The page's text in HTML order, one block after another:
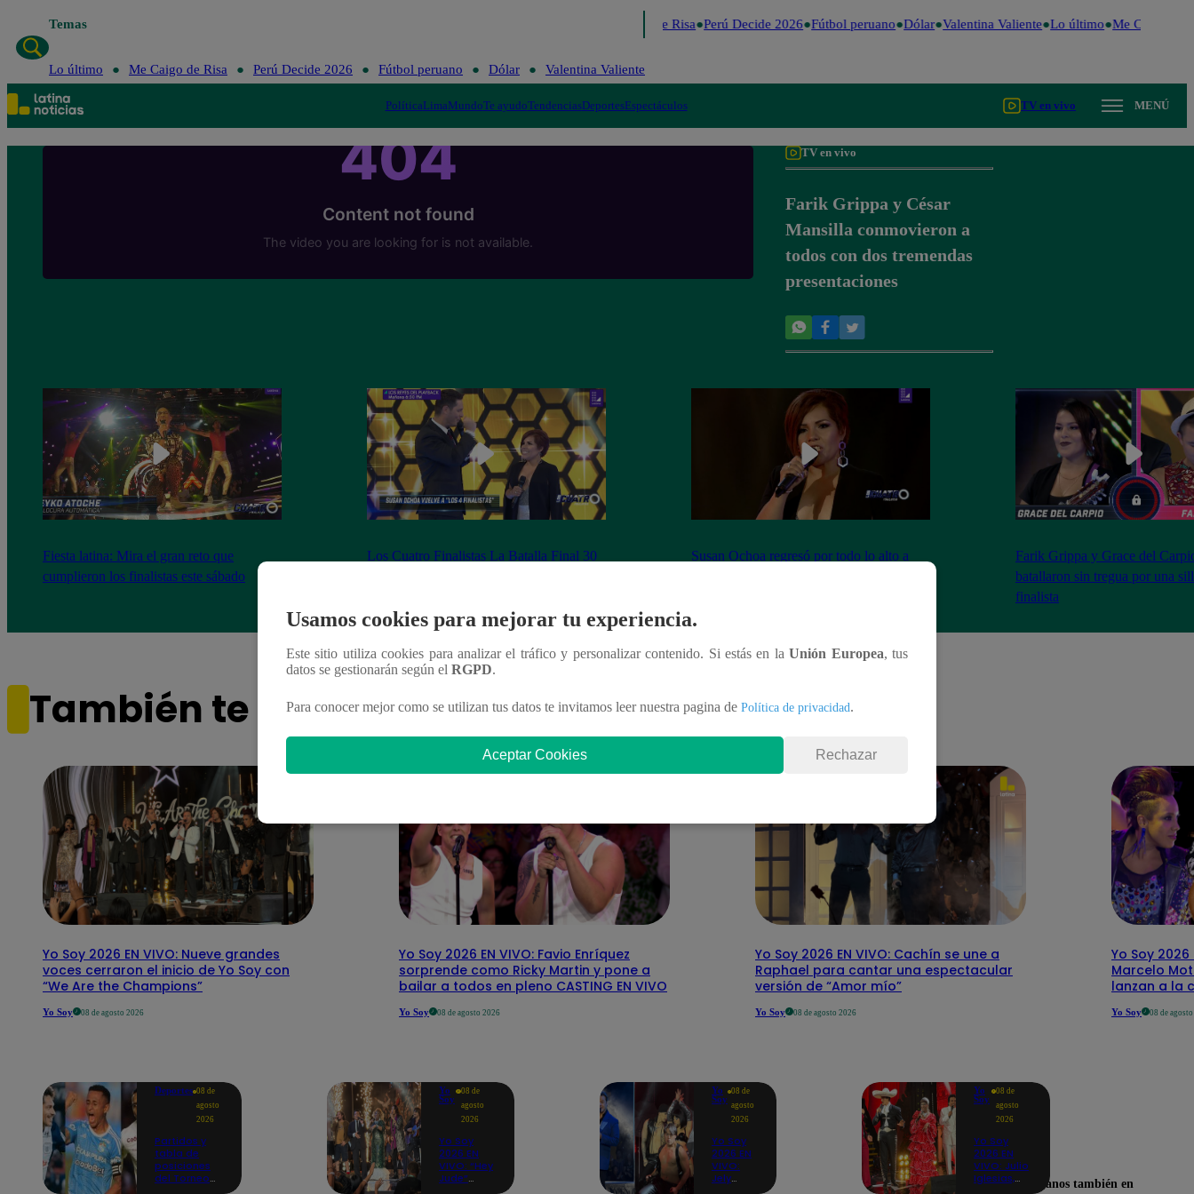
Temas Me Caigo de Risa Perú Decide 2026 Fútbol peruano Dólar Valentina Valiente Lo último Me Caigo de
Lo último Me Caigo de Risa Perú Decide 2026 Fútbol peruano Dólar Valentina Valiente
PolíticaLimaMundoTe ayudoTendenciasDeportesEspectáculos TV en vivo MENÚ
TV en vivo
Farik Grippa y César
Mansilla conmovieron a
todos con dos tremendas
presentaciones
Fiesta latina: Mira el gran reto que
cumplieron los finalistas este sábado
Los Cuatro Finalistas La Batalla Final 30
Susan Ochoa regresó por todo lo alto a
Farik Grippa y Grace del
batallaron sin tregua por una
finalista
También te puede interesar
Yo Soy 2026 EN VIVO: Nueve grandes
voces cerraron el inicio de Yo Soy con
“We Are the Champions”
Yo Soy 08 de agosto 2026
Yo Soy 2026 EN VIVO: Favio Enríquez
sorprende como Ricky Martin y pone a
bailar a todos en pleno CASTING EN VIVO
Yo Soy 08 de agosto 2026
Yo Soy 2026 EN VIVO: Cachín se une a
Raphael para cantar una espectacular
versión de “Amor mío”
Yo Soy 08 de agosto 2026
Yo Soy 2026
Marcelo
lanzan a la
Yo Soy 08 de
Deportes 08 de
agosto
2026
Partidos y
tabla de
posiciones
del Torneo
Yo
Soy
08 de
agosto
2026
Yo Soy
2026 EN
VIVO: “Hey
Jude”
Yo
Soy
08 de
agosto
2026
Yo Soy
2026 EN
VIVO:
Jely
Yo
Soy
08 de
agosto
2026
Yo Soy
2026 EN
VIVO: Julio
Iglesias,
Usamos cookies para mejorar tu experiencia.
Este sitio utiliza cookies para analizar el tráfico y personalizar contenido. Si estás en laUnión Europea, tus
datos se gestionarán según el RGPD.
Para conocer mejor como se utilizan tus datos te invitamos leer nuestra pagina de Política de privacidad.
Aceptar Cookies Rechazar
Encuéntranos también en